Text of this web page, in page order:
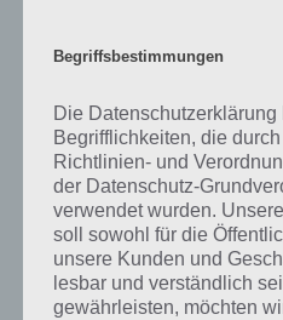
Forschung wird als Ergänzung zu
bestehende Abläufe verbessert
Verfahren weiterentwickelt.
Auf WhatsApp teilen
Tweet auf Twitter
Begriffsbestimmungen
Die Datenschutzerklärung
Begrifflichkeiten, die
Richtlinien- und
der Datenschutz-
verwendet wurden.
soll sowohl für die
unsere Kunden und
lesbar und verständlich
gewährleisten, möchten